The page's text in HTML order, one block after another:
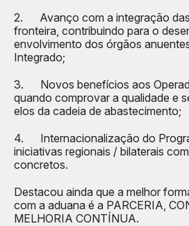
2. Avanço com a integração das
fronteira, contribuindo para o
envolvimento dos órgãos
Integrado;
3. Novos benefícios aos
quando comprovar a qualidade e
elos da cadeia de abastecimento;
4. Internacionalização do
iniciativas regionais / bilaterais
concretos.
Destacou ainda que a melhor
com a aduana é a PARCERIA,
MELHORIA CONTÍNUA.